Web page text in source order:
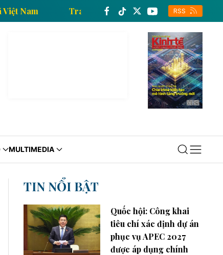
tấn xã Việt Nam Trang thông tin kinh tế của
RSS
MULTIMEDIA
TIN NỔI BẬT
Quốc hội: Công khai
tiêu chí xác định dự án
phục vụ APEC 2027
được áp dụng chính